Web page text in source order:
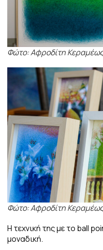
Φώτο: Αφροδίτη
Φώτο: Αφροδίτη
Η τεχνική της με το ball
μοναδική.